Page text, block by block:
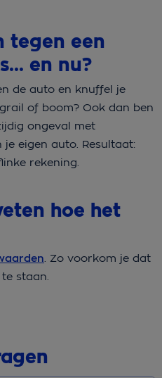
tegen een
en nu?
de auto en knuffel je
of boom? Ook dan ben
ongeval met
eigen auto. Resultaat:
rekening.
hoe het
. Zo voorkom je dat
staan.